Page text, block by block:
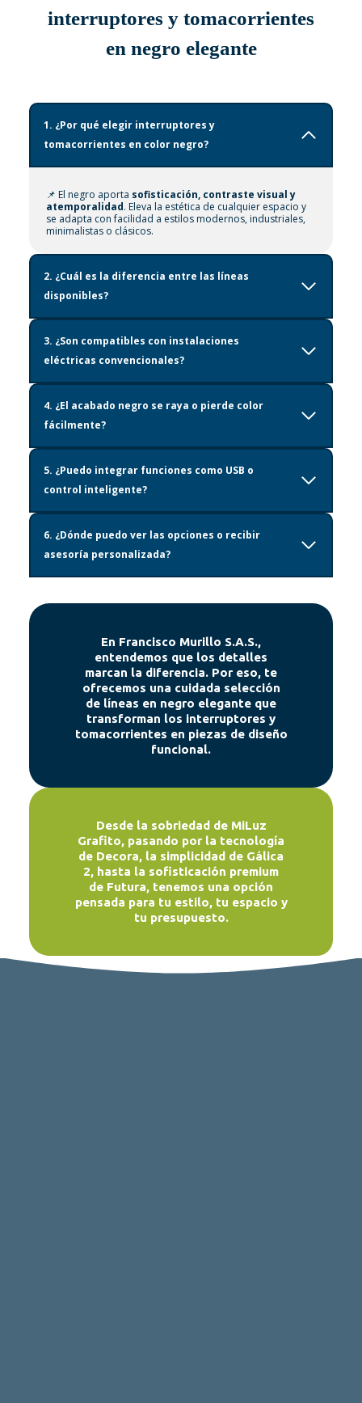
interruptores y tomacorrientes
en negro elegante
1. ¿Por qué elegir interruptores y
tomacorrientes en color negro?
📌 El negro aporta sofisticación, contraste visual y
atemporalidad. Eleva la estética de cualquier espacio y
se adapta con facilidad a estilos modernos, industriales,
minimalistas o clásicos.
2. ¿Cuál es la diferencia entre las líneas
disponibles?
3. ¿Son compatibles con instalaciones
eléctricas convencionales?
4. ¿El acabado negro se raya o pierde color
fácilmente?
5. ¿Puedo integrar funciones como USB o
control inteligente?
6. ¿Dónde puedo ver las opciones o recibir
asesoría personalizada?
En Francisco Murillo S.A.S.,
entendemos que los detalles
marcan la diferencia. Por eso, te
ofrecemos una cuidada selección
de líneas en negro elegante que
transforman los interruptores y
tomacorrientes en piezas de diseño
funcional.
Desde la sobriedad de MiLuz
Grafito, pasando por la tecnología
de Decora, la simplicidad de Gálica
2, hasta la sofisticación premium
de Futura, tenemos una opción
pensada para tu estilo, tu espacio y
tu presupuesto.